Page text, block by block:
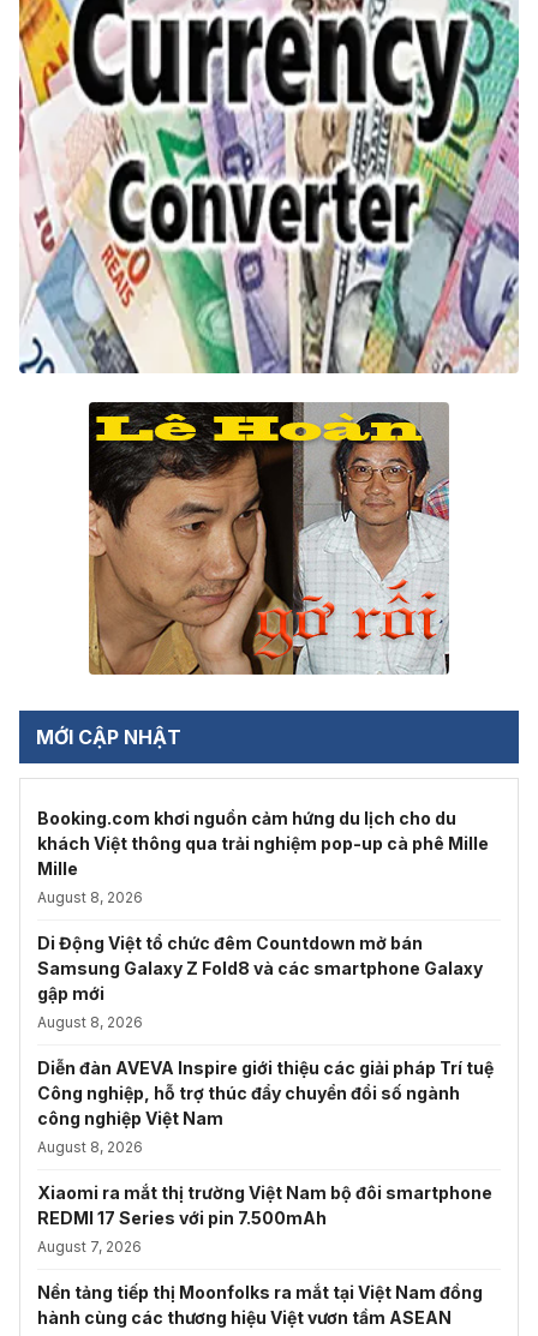
MỚI CẬP NHẬT
Booking.com khơi nguồn cảm hứng du lịch cho du
khách Việt thông qua trải nghiệm pop-up cà phê Mille
Mille
August 8, 2026
Di Động Việt tổ chức đêm Countdown mở bán
Samsung Galaxy Z Fold8 và các smartphone Galaxy
gập mới
August 8, 2026
Diễn đàn AVEVA Inspire giới thiệu các giải pháp Trí tuệ
Công nghiệp, hỗ trợ thúc đẩy chuyển đổi số ngành
công nghiệp Việt Nam
August 8, 2026
Xiaomi ra mắt thị trường Việt Nam bộ đôi smartphone
REDMI 17 Series với pin 7.500mAh
August 7, 2026
Nền tảng tiếp thị Moonfolks ra mắt tại Việt Nam đồng
hành cùng các thương hiệu Việt vươn tầm ASEAN